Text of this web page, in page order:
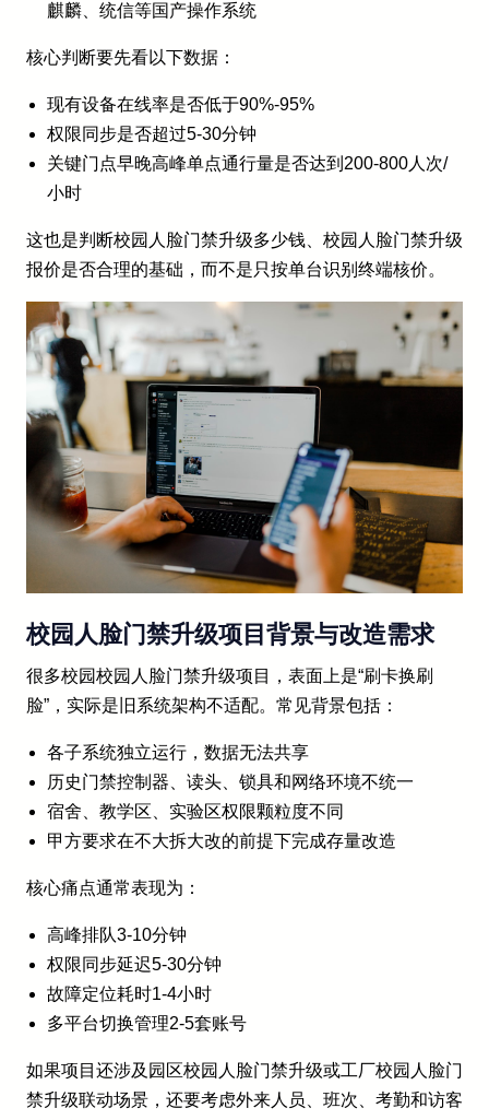
麒麟、统信等国产操作系统
核心判断要先看以下数据：
现有设备在线率是否低于90%-95%
权限同步是否超过5-30分钟
关键门点早晚高峰单点通行量是否达到200-800人次/
小时
这也是判断校园人脸门禁升级多少钱、校园人脸门禁升级
报价是否合理的基础，而不是只按单台识别终端核价。
校园人脸门禁升级项目背景与改造需求
很多校园校园人脸门禁升级项目，表面上是“刷卡换刷
脸”，实际是旧系统架构不适配。常见背景包括：
各子系统独立运行，数据无法共享
历史门禁控制器、读头、锁具和网络环境不统一
宿舍、教学区、实验区权限颗粒度不同
甲方要求在不大拆大改的前提下完成存量改造
核心痛点通常表现为：
高峰排队3-10分钟
权限同步延迟5-30分钟
故障定位耗时1-4小时
多平台切换管理2-5套账号
如果项目还涉及园区校园人脸门禁升级或工厂校园人脸门
禁升级联动场景，还要考虑外来人员、班次、考勤和访客